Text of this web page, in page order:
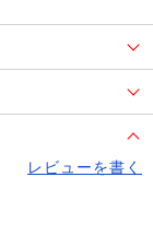
レビューを書く